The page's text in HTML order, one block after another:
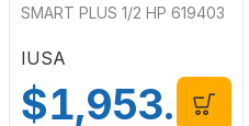
SMART PLUS 1/2 HP 619403
IUSA
$1,953.00